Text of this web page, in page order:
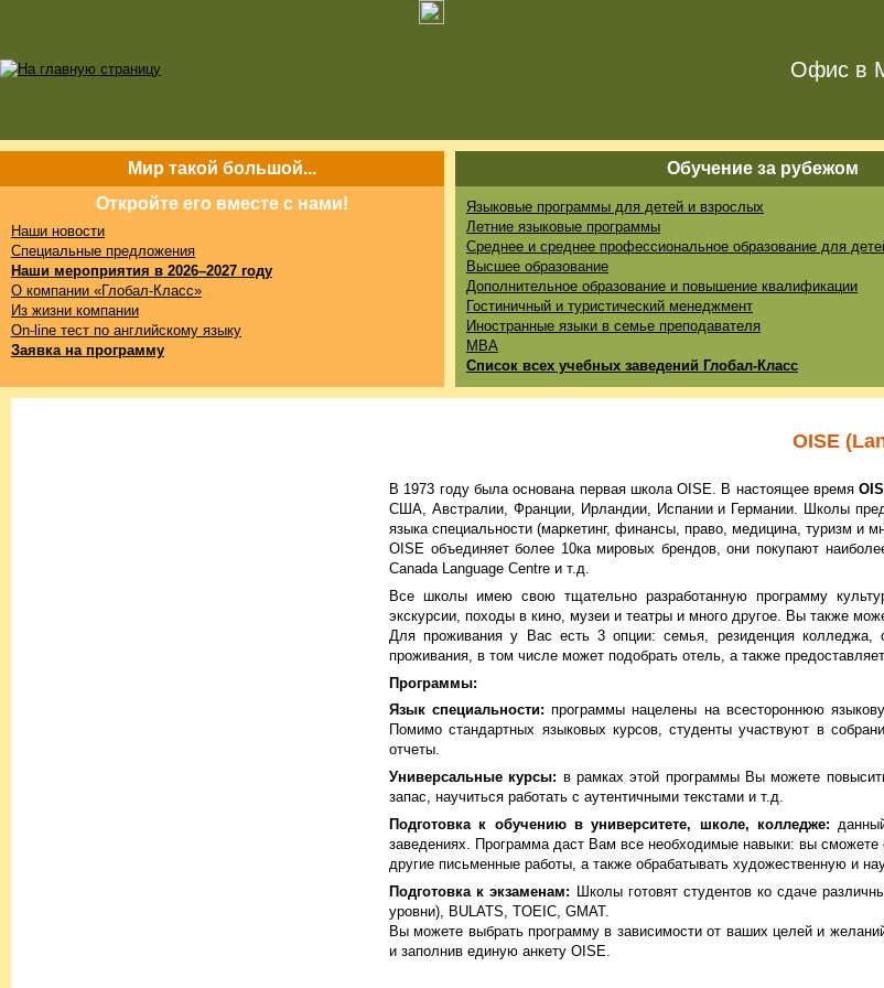
Офис в
Мир такой большой...
Откройте его вместе с нами!
Наши новости
Специальные предложения
Наши мероприятия в 2026–2027 году
О компании «Глобал-Класс»
Из жизни компании
On-line тест по английскому языку
Заявка на программу
Обучение за рубежом
Языковые программы для детей и взрослых
Летние языковые программы
Среднее и среднее профессиональное образование для
Высшее образование
Дополнительное образование и повышение квалификации
Гостиничный и туристический менеджмент
Иностранные языки в семье преподавателя
MBA
Список всех учебных заведений Глобал-Класс
OISE
В 1973 году была основана первая школа OISE. В настоящее время
США, Австралии, Франции, Ирландии, Испании и Германии. Школы
языка специальности (маркетинг, финансы, право, медицина, туризм и
OISE объединяет более 10ка мировых брендов, они покупают
Canada Language Centre и т.д.
Все школы имею свою тщательно разработанную программу
экскурсии, походы в кино, музеи и театры и много другое. Вы также
Для проживания у Вас есть 3 опции: семья, резиденция
проживания, в том числе может подобрать отель, а также
Программы:
Язык специальности: программы нацелены на всестороннюю
Помимо стандартных языковых курсов, студенты участвуют в
отчеты.
Универсальные курсы: в рамках этой программы Вы можете
запас, научиться работать с аутентичными текстами и т.д.
Подготовка к обучению в университете, школе, колледже:
заведениях. Программа даст Вам все необходимые навыки: вы сможете
другие письменные работы, а также обрабатывать художественную и
Подготовка к экзаменам: Школы готовят студентов ко сдаче
уровни), BULATS, TOEIC, GMAT.
Вы можете выбрать программу в зависимости от ваших целей и
и заполнив единую анкету OISE.